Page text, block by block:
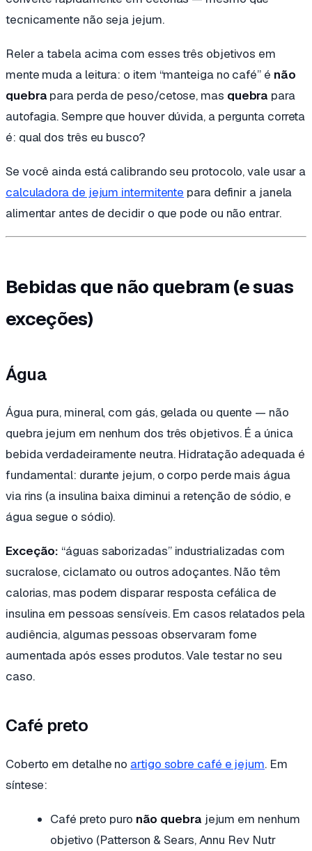
tecnicamente não seja jejum.
Reler a tabela acima com esses três objetivos em
mente muda a leitura: o item “manteiga no café” é não
quebra para perda de peso/cetose, mas quebra para
autofagia. Sempre que houver dúvida, a pergunta correta
é: qual dos três eu busco?
Se você ainda está calibrando seu protocolo, vale usar a
calculadora de jejum intermitente para definir a janela
alimentar antes de decidir o que pode ou não entrar.
Bebidas que não quebram (e suas
exceções)
Água
Água pura, mineral, com gás, gelada ou quente — não
quebra jejum em nenhum dos três objetivos. É a única
bebida verdadeiramente neutra. Hidratação adequada é
fundamental: durante jejum, o corpo perde mais água
via rins (a insulina baixa diminui a retenção de sódio, e
água segue o sódio).
Exceção: “águas saborizadas” industrializadas com
sucralose, ciclamato ou outros adoçantes. Não têm
calorias, mas podem disparar resposta cefálica de
insulina em pessoas sensíveis. Em casos relatados pela
audiência, algumas pessoas observaram fome
aumentada após esses produtos. Vale testar no seu
caso.
Café preto
Coberto em detalhe no artigo sobre café e jejum. Em
síntese:
Café preto puro não quebra jejum em nenhum
objetivo (Patterson & Sears, Annu Rev Nutr